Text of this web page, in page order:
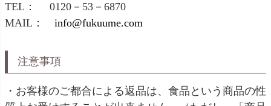
TEL： 0120－53－6870
MAIL： info@fukuume.com
注意事項
・お客様のご都合による返品は、食品という商品の性